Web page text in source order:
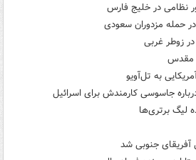
نظامی در خلیج فارس
مقدس
به تل‌آویو
جاسوسی کارمندش برای اسرائیل
لیگ برتری‌ها
آفریقای جنوبی شد